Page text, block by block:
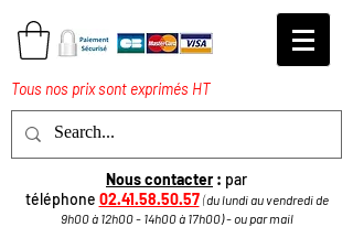
Tous nos prix sont exprimés HT
Nous contacter: par
téléphone 02.41.58.50.57 (du lundi au vendredi de
9h00 à 12h00 - 14h00 à 17h00)​ - ou par mail